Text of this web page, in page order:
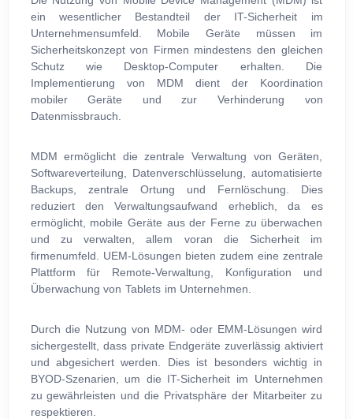
ein wesentlicher Bestandteil der IT-Sicherheit im
Unternehmensumfeld. Mobile Geräte müssen im
Sicherheitskonzept von Firmen mindestens den gleichen
Schutz wie Desktop-Computer erhalten. Die
Implementierung von MDM dient der Koordination
mobiler Geräte und zur Verhinderung von
Datenmissbrauch.
MDM ermöglicht die zentrale Verwaltung von Geräten,
Softwareverteilung, Datenverschlüsselung, automatisierte
Backups, zentrale Ortung und Fernlöschung. Dies
reduziert den Verwaltungsaufwand erheblich, da es
ermöglicht, mobile Geräte aus der Ferne zu überwachen
und zu verwalten, allem voran die Sicherheit im
firmenumfeld. UEM-Lösungen bieten zudem eine zentrale
Plattform für Remote-Verwaltung, Konfiguration und
Überwachung von Tablets im Unternehmen.
Durch die Nutzung von MDM- oder EMM-Lösungen wird
sichergestellt, dass private Endgeräte zuverlässig aktiviert
und abgesichert werden. Dies ist besonders wichtig in
BYOD-Szenarien, um die IT-Sicherheit im Unternehmen
zu gewährleisten und die Privatsphäre der Mitarbeiter zu
respektieren.